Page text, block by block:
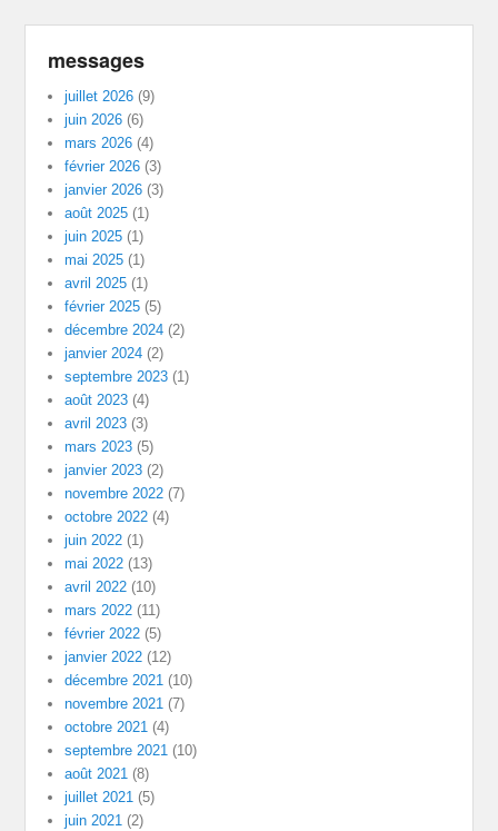
messages
juillet 2026 (9)
juin 2026 (6)
mars 2026 (4)
février 2026 (3)
janvier 2026 (3)
août 2025 (1)
juin 2025 (1)
mai 2025 (1)
avril 2025 (1)
février 2025 (5)
décembre 2024 (2)
janvier 2024 (2)
septembre 2023 (1)
août 2023 (4)
avril 2023 (3)
mars 2023 (5)
janvier 2023 (2)
novembre 2022 (7)
octobre 2022 (4)
juin 2022 (1)
mai 2022 (13)
avril 2022 (10)
mars 2022 (11)
février 2022 (5)
janvier 2022 (12)
décembre 2021 (10)
novembre 2021 (7)
octobre 2021 (4)
septembre 2021 (10)
août 2021 (8)
juillet 2021 (5)
juin 2021 (2)